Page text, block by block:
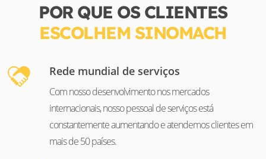
POR QUE OS CLIENTES
ESCOLHEM SINOMACH
Rede mundial de serviços
Com nosso desenvolvimento nos mercados
internacionais, nosso pessoal de serviços está
constantemente aumentando e atendemos clientes em
mais de 50 países.